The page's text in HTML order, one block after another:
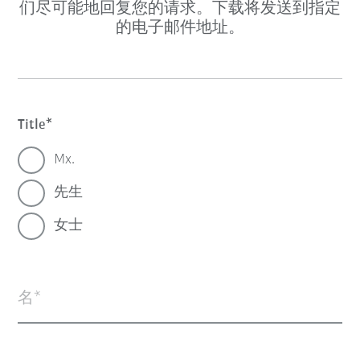
们尽可能地回复您的请求。下载将发送到指定
的电子邮件地址。
Title
Mx.
先生
女士
名